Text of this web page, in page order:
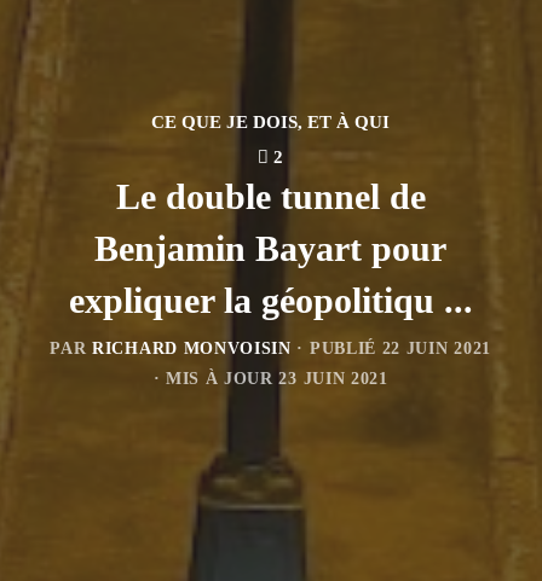
CE QUE JE DOIS, ET À QUI
2
Le double tunnel de
Benjamin Bayart pour
expliquer la géopolitiqu ...
PARRICHARD MONVOISIN · PUBLIÉ 22 JUIN 2021
· MIS À JOUR23 JUIN 2021